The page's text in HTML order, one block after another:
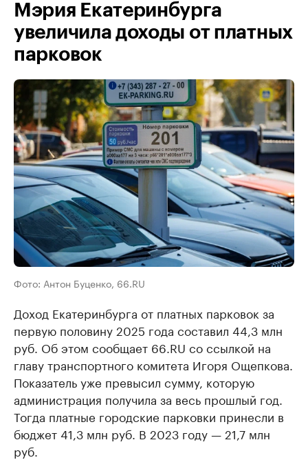
Мэрия Екатеринбурга
увеличила доходы от платных
парковок
Фото: Антон Буценко, 66.RU
Доход Екатеринбурга от платных парковок за
первую половину 2025 года составил 44,3 млн
руб. Об этом сообщает 66.RU со ссылкой на
главу транспортного комитета Игоря Ощепкова.
Показатель уже превысил сумму, которую
администрация получила за весь прошлый год.
Тогда платные городские парковки принесли в
бюджет 41,3 млн руб. В 2023 году — 21,7 млн
руб.